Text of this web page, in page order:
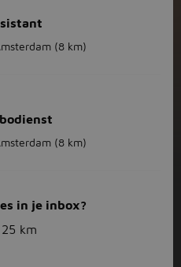
(8 km)
(8 km)
in je inbox?
km